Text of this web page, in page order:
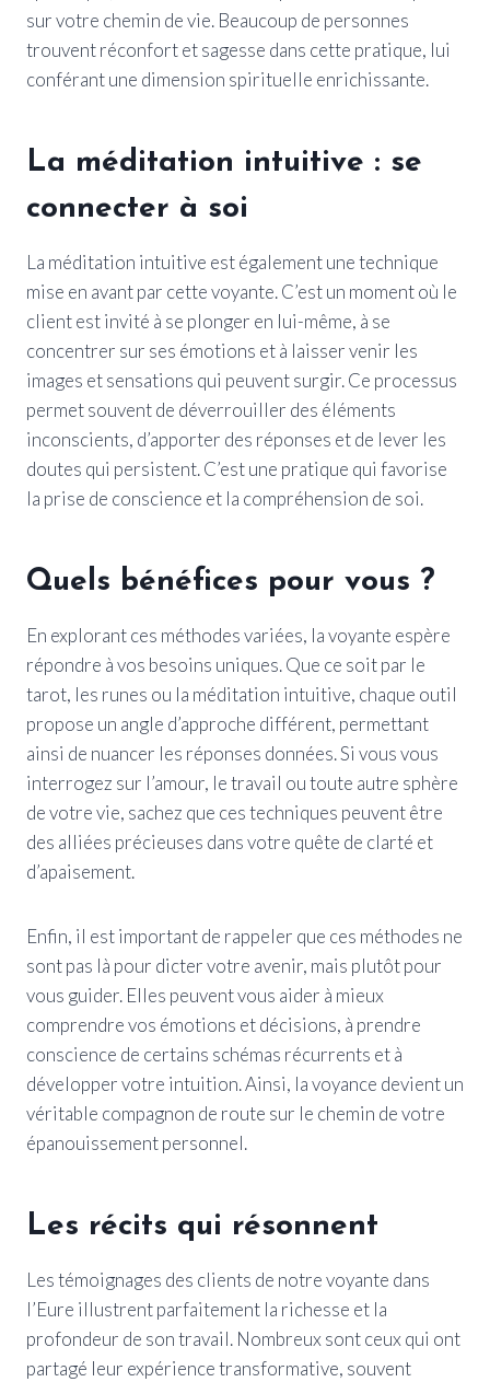
sur votre chemin de vie. Beaucoup de personnes
trouvent réconfort et sagesse dans cette pratique, lui
conférant une dimension spirituelle enrichissante.
La méditation intuitive : se
connecter à soi
La méditation intuitive est également une technique
mise en avant par cette voyante. C’est un moment où le
client est invité à se plonger en lui-même, à se
concentrer sur ses émotions et à laisser venir les
images et sensations qui peuvent surgir. Ce processus
permet souvent de déverrouiller des éléments
inconscients, d’apporter des réponses et de lever les
doutes qui persistent. C’est une pratique qui favorise
la prise de conscience et la compréhension de soi.
Quels bénéfices pour vous ?
En explorant ces méthodes variées, la voyante espère
répondre à vos besoins uniques. Que ce soit par le
tarot, les runes ou la méditation intuitive, chaque outil
propose un angle d’approche différent, permettant
ainsi de nuancer les réponses données. Si vous vous
interrogez sur l’amour, le travail ou toute autre sphère
de votre vie, sachez que ces techniques peuvent être
des alliées précieuses dans votre quête de clarté et
d’apaisement.
Enfin, il est important de rappeler que ces méthodes ne
sont pas là pour dicter votre avenir, mais plutôt pour
vous guider. Elles peuvent vous aider à mieux
comprendre vos émotions et décisions, à prendre
conscience de certains schémas récurrents et à
développer votre intuition. Ainsi, la voyance devient un
véritable compagnon de route sur le chemin de votre
épanouissement personnel.
Les récits qui résonnent
Les témoignages des clients de notre voyante dans
l’Eure illustrent parfaitement la richesse et la
profondeur de son travail. Nombreux sont ceux qui ont
partagé leur expérience transformative, souvent